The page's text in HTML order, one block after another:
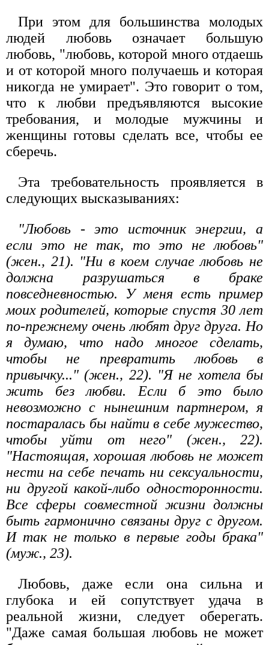
При этом для большинства молодых
людей любовь означает большую
любовь, "любовь, которой много отдаешь
и от которой много получаешь и которая
никогда не умирает". Это говорит о том,
что к любви предъявляются высокие
требования, и молодые мужчины и
женщины готовы сделать все, чтобы ее
сберечь.
Эта требовательность проявляется в
следующих высказываниях:
"Любовь - это источник энергии, а
если это не так, то это не любовь"
(жен., 21). "Ни в коем случае любовь не
должна разрушаться в браке
повседневностью. У меня есть пример
моих родителей, которые спустя 30 лет
по-прежнему очень любят друг друга. Но
я думаю, что надо многое сделать,
чтобы не превратить любовь в
привычку..." (жен., 22). "Я не хотела бы
жить без любви. Если б это было
невозможно с нынешним партнером, я
постаралась бы найти в себе мужество,
чтобы уйти от него" (жен., 22).
"Настоящая, хорошая любовь не может
нести на себе печать ни сексуальности,
ни другой какой-либо односторонности.
Все сферы совместной жизни должны
быть гармонично связаны друг с другом.
И так не только в первые годы брака"
(муж., 23).
Любовь, даже если она сильна и
глубока и ей сопутствует удача в
реальной жизни, следует оберегать.
"Даже самая большая любовь не может